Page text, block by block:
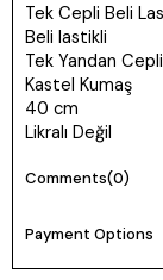
Tek Cepli Beli
Beli lastikli
Tek Yandan Cepli
Kastel Kumaş
40 cm
Likralı Değil
Comments(0)
Payment Options